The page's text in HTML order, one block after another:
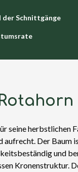
der Schnittgänge
seine herbstlichen
aufrecht. Der
und
Kronenstruktur.